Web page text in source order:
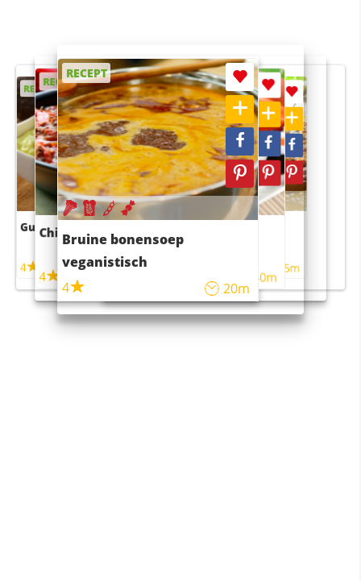
RECEPT
Guacamole
4
RECEPT
Chili con carne
4 45m
RECEPT
Bruine bonensoep
veganistisch
4
20m
RECEPT
Sushi rijstsalade
maaltijdsalade
40m
RECEPT
4 55m